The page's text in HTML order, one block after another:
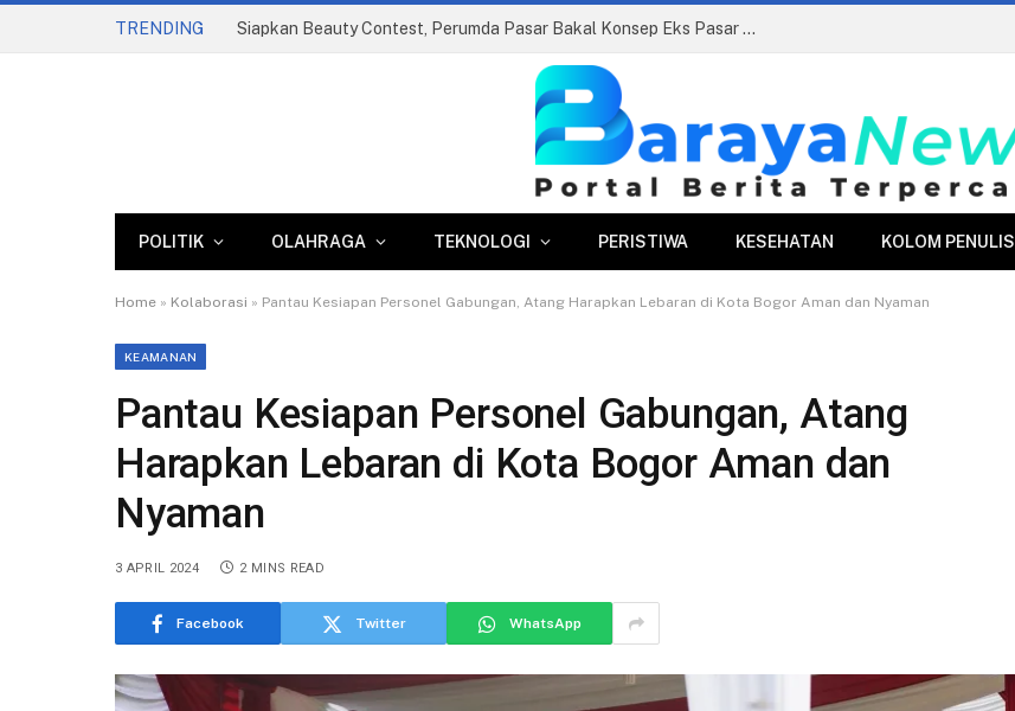
TRENDING Siapkan Beauty Contest, Perumda Pasar Bakal Konsep Eks Pasar Bogor Jadi Kawasan Terpadu
POLITIK OLAHRAGA TEKNOLOGI PERISTIWA KESEHATAN KOLOM PENULIS
Home » Kolaborasi » Pantau Kesiapan Personel Gabungan, Atang Harapkan Lebaran di Kota Bogor Aman dan Nyaman
KEAMANAN
Pantau Kesiapan Personel Gabungan, Atang
Harapkan Lebaran di Kota Bogor Aman dan
Nyaman
3 APRIL 2024 2 MINS READ
Facebook Twitter WhatsApp